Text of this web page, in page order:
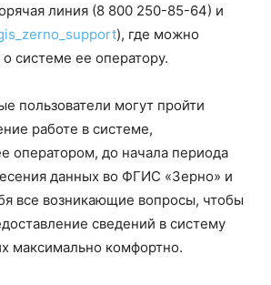
линия (8 800 250-85-64) и
), где можно
системе ее оператору.
пользователи могут пройти
работе в системе,
оператором, до начала периода
данных во ФГИС «Зерно» и
все возникающие вопросы, чтобы
сведений в систему
максимально комфортно.